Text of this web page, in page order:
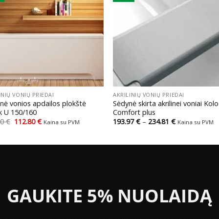
VONIŲ PRIEDAI
vonios apdailos plokštė
U 150/160
€ Original
112.80€Current
Kaina su PVM
AKRILINIŲ VONIŲ PRIEDAI
Sėdynė skirta akrilinei voniai Kolo
Comfort plus
193.97€ – 234.81€Price
Kaina su PVM
GAUKITE 5% NUOLAIDĄ